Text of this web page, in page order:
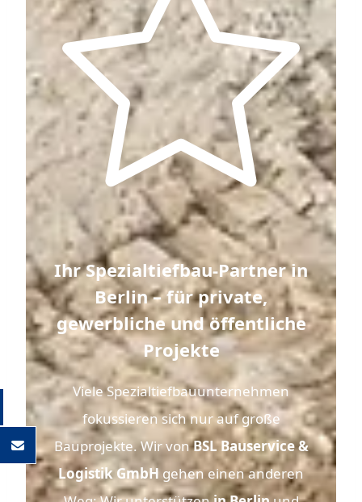
Ihr Spezialtiefbau-Partner in
Berlin – für private,
gewerbliche und öffentliche
Projekte
Viele Spezialtiefbauunternehmen
fokussieren sich nur auf große
Bauprojekte. Wir vonBSL Bauservice &
Logistik GmbH gehen einen anderen